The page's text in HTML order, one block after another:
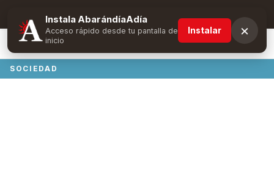
Suscríbete y obtén ventajas exclusivas
SOCIEDAD
Instala AbarándíaAdía
Acceso rápido desde tu pantalla de
inicio
Instalar ×